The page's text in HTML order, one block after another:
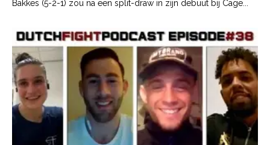
Bakkes (5-2-1) zou na een split-draw in zijn debuut bij Cage...